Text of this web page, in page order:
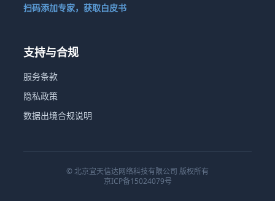
扫码添加专家，获取白皮书
支持与合规
服务条款
隐私政策
数据出境合规说明
© 北京宜天信达网络科技有限公司 版权所有
京ICP备15024079号